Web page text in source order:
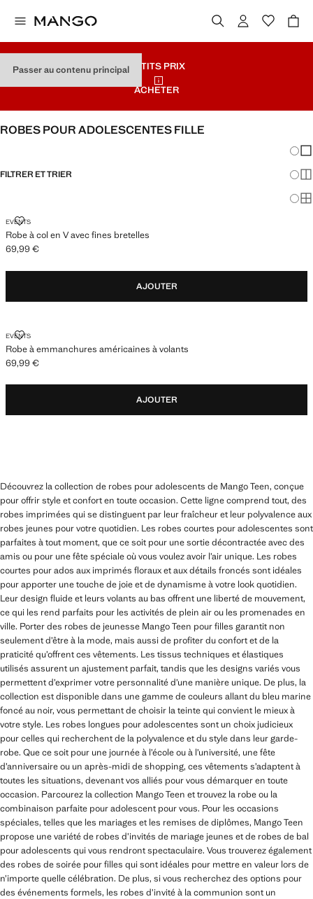
Passer au contenu principalPETITS PRIX
ACHETER
ROBES POUR ADOLESCENTES FILLE
FILTRER ET TRIER
EVENTS
Robe à col en V avec fines bretelles
ROBE À COL EN V AVEC FINES BRETELLES
Prix actuel [69,99 € ]
69,99 €
AJOUTER
EVENTS
Robe à emmanchures américaines à volants
ROBE À EMMANCHURES AMÉRICAINES À VOLANTS
Prix actuel [69,99 € ]
69,99 €
AJOUTER
Découvrez la collection de robes pour adolescents de Mango Teen, conçue
pour offrir style et confort en toute occasion. Cette ligne comprend tout, des
robes imprimées qui se distinguent par leur fraîcheur et leur polyvalence aux
robes jeunes pour votre quotidien. Les robes courtes pour adolescentes sont
parfaites à tout moment, que ce soit pour une sortie décontractée avec des
amis ou pour une fête spéciale où vous voulez avoir l’air unique. Les robes
courtes pour ados aux imprimés floraux et aux détails froncés sont idéales
pour apporter une touche de joie et de dynamisme à votre look quotidien.
Leur design fluide et leurs volants au bas offrent une liberté de mouvement,
ce qui les rend parfaits pour les activités de plein air ou les promenades en
ville. Porter des robes de jeunesse Mango Teen pour filles garantit non
seulement d’être à la mode, mais aussi de profiter du confort et de la
praticité qu’offrent ces vêtements. Les tissus techniques et élastiques
utilisés assurent un ajustement parfait, tandis que les designs variés vous
permettent d’exprimer votre personnalité d’une manière unique. De plus, la
collection est disponible dans une gamme de couleurs allant du bleu marine
foncé au noir, vous permettant de choisir la teinte qui convient le mieux à
votre style. Les robes longues pour adolescentes sont un choix judicieux
pour celles qui recherchent de la polyvalence et du style dans leur garde-
robe. Que ce soit pour une journée à l’école ou à l’université, une fête
d’anniversaire ou un après-midi de shopping, ces vêtements s’adaptent à
toutes les situations, devenant vos alliés pour vous démarquer en toute
occasion. Parcourez la collection Mango Teen et trouvez la robe ou la
combinaison parfaite pour adolescent pour vous. Pour les occasions
spéciales, telles que les mariages et les remises de diplômes, Mango Teen
propose une variété de robes d’invités de mariage jeunes et de robes de bal
pour adolescents qui vous rendront spectaculaire. Vous trouverez également
des robes de soirée pour filles qui sont idéales pour mettre en valeur lors de
n’importe quelle célébration. De plus, si vous recherchez des options pour
des événements formels, les robes d’invité à la communion sont un